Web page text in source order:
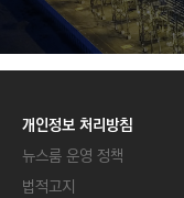
개인정보 처리방침
뉴스룸 운영 정책
법적고지